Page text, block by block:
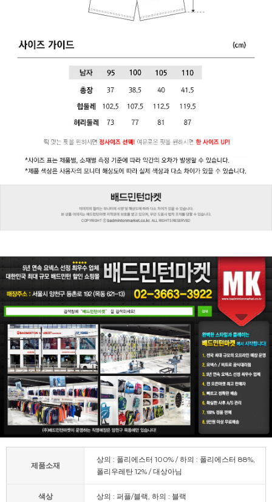
제품소재
상의 : 폴리에스터 100% / 하의 : 폴리에스터 88%,
폴리우레탄 12% / 대상아님
색상 상의 : 퍼플/블랙, 하의 : 블랙